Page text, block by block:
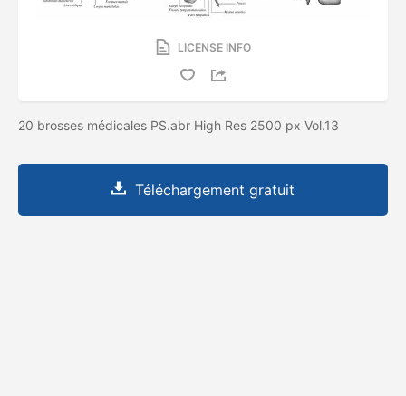
LICENSE INFO
20 brosses médicales PS.abr High Res 2500 px Vol.13
Téléchargement gratuit